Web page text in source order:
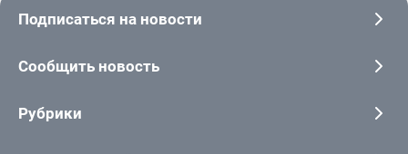
Подписаться на новости
Сообщить новость
Рубрики